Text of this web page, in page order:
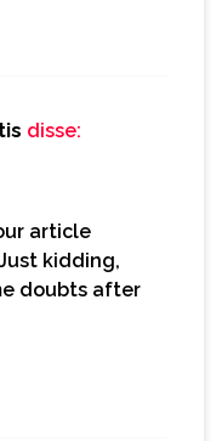
disse:
article
kidding,
doubts after